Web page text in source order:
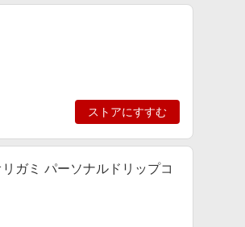
ストアにすすむ
ガミ パーソナルドリップコ